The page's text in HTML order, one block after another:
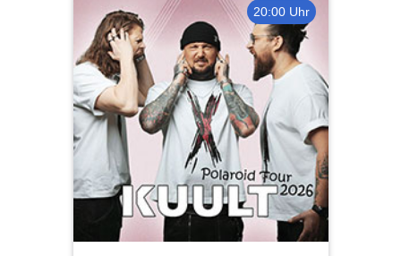
20:00 Uhr